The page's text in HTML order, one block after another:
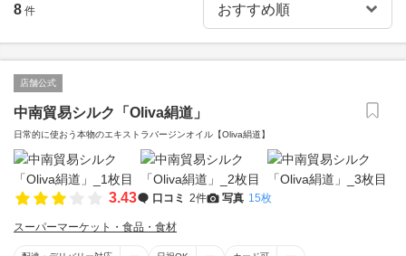
8 件
店舗公式
中南貿易シルク「Oliva絹道」
日常的に使おう本物のエキストラバージンオイル【Oliva絹道】
3.43 口コミ 2件 写真 15枚
スーパーマーケット・食品・食材